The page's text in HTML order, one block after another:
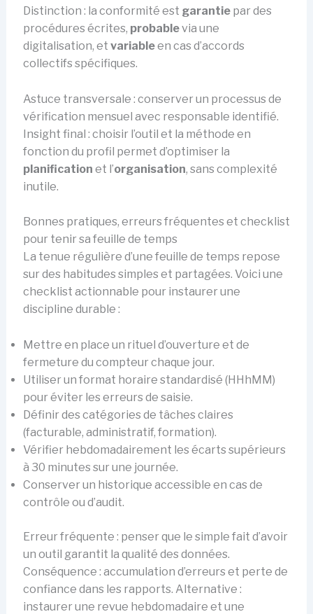
Distinction : la conformité est garantiepar des
procédures écrites, probablevia une
digitalisation, et variableen cas d’accords
collectifs spécifiques.
Astuce transversale : conserver un processus de
vérification mensuel avec responsable identifié.
Insight final : choisir l’outil et la méthode en
fonction du profil permet d’optimiser la
planification et l’organisation, sans complexité
inutile.
Bonnes pratiques, erreurs fréquentes et checklist
pour tenir sa feuille de temps
La tenue régulière d’une feuille de temps repose
sur des habitudes simples et partagées. Voici une
checklist actionnable pour instaurer une
discipline durable :
Mettre en place un rituel d’ouverture et de
fermeture du compteur chaque jour.
Utiliser un format horaire standardisé (HHhMM)
pour éviter les erreurs de saisie.
Définir des catégories de tâches claires
(facturable, administratif, formation).
Vérifier hebdomadairement les écarts supérieurs
à 30 minutes sur une journée.
Conserver un historique accessible en cas de
contrôle ou d’audit.
Erreur fréquente : penser que le simple fait d’avoir
un outil garantit la qualité des données.
Conséquence : accumulation d’erreurs et perte de
confiance dans les rapports. Alternative :
instaurer une revue hebdomadaire et une